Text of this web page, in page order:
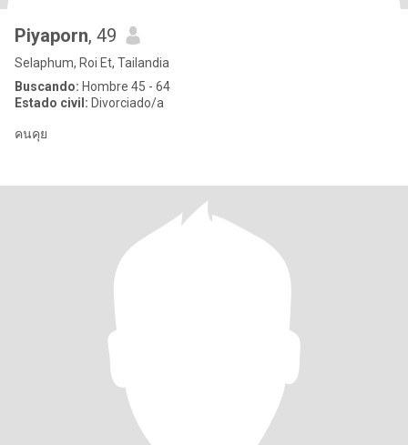
Piyaporn, 49
Selaphum, Roi Et, Tailandia
Buscando: Hombre 45 - 64
Estado civil: Divorciado/a
คนคุย